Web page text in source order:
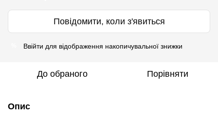
Повідомити, коли з'явиться
Ввійти для відображення накопичувальної знижки
До обраного Порівняти
Опис